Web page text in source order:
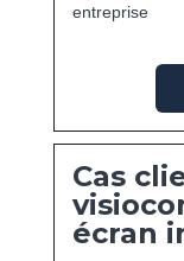
entreprise
Cas
écran